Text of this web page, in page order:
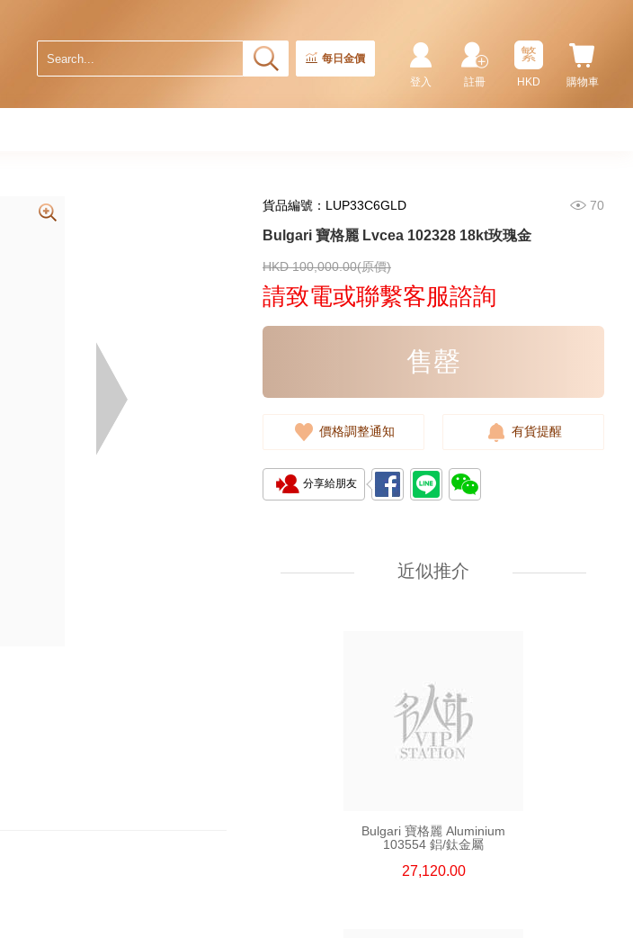
每日金價
購物車
繁
HKD
註冊
登入
貨品編號：LUP33C6GLD 70
Bulgari 寶格麗 Lvcea 102328 18kt玫瑰金
HKD 100,000.00(原價)
請致電或聯繫客服諮詢
售罄
價格調整通知 有貨提醒
分享給朋友
近似推介
Bulgari 寶格麗 Aluminium
64,180.00
Bulgari 寶格麗 Aluminium
103554 鋁/鈦金屬
27,120.00